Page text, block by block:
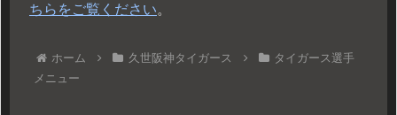
ちらをご覧ください。
ホーム 久世阪神タイガース
タイガース選手
メニュー